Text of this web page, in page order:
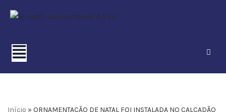
conteúdo
Início » ORNAMENTAÇÃO DE NATAL FOI INSTALADA NO CALÇADÃO